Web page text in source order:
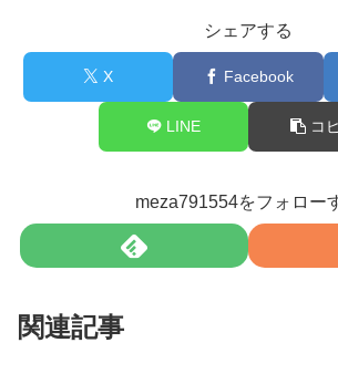
シェアする
X Facebook
LINE コ
meza791554をフォロー
関連記事